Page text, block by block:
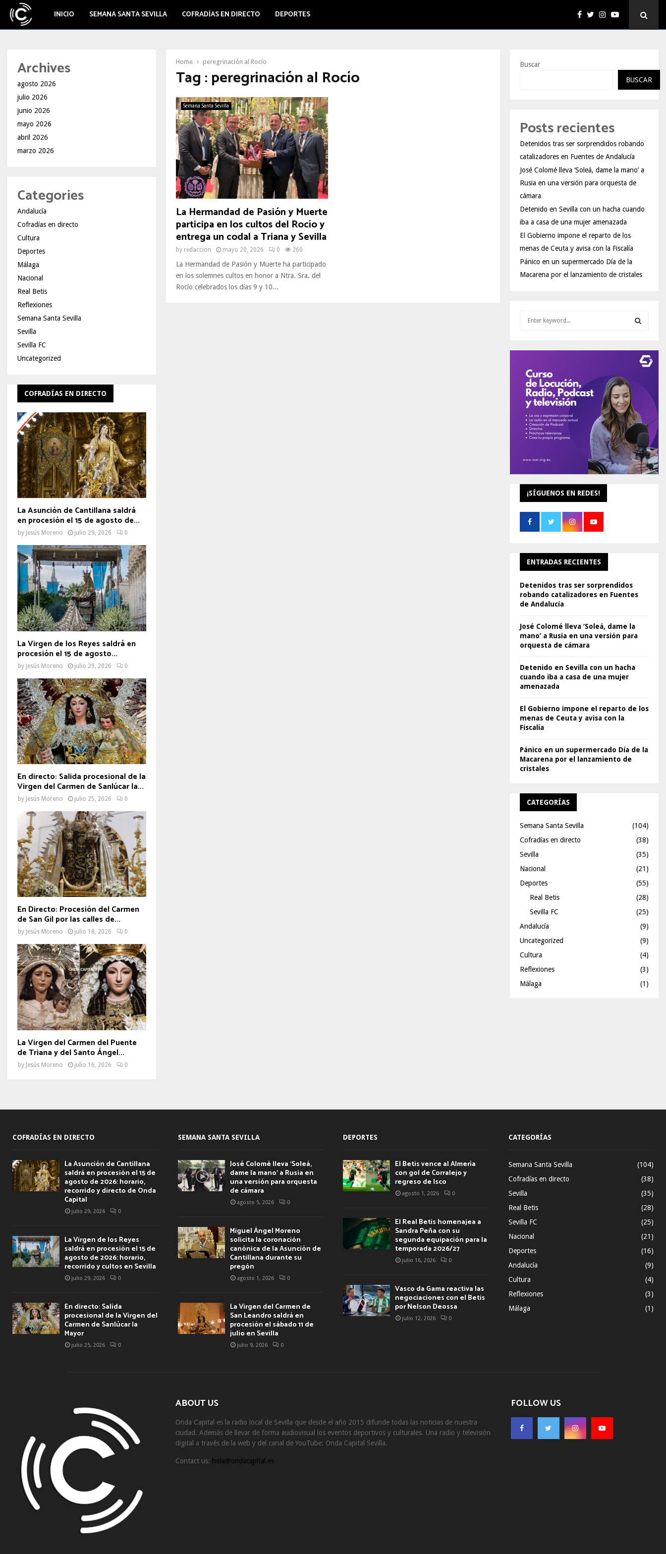
INICIO SEMANA SANTA SEVILLA COFRADÍAS EN DIRECTO DEPORTES
Home peregrinación al Rocío
Tag : peregrinación al Rocío
Semana Santa Sevilla
La Hermandad de Pasión y Muerte
participa en los cultos del Rocío y
entrega un codal a Triana y Sevilla
by redaccion mayo 20, 2026 0 260
La Hermandad de Pasión y Muerte ha participado
en los solemnes cultos en honor a Ntra. Sra. del
Rocío celebrados los días 9 y 10...
Archives
agosto 2026
julio 2026
junio 2026
mayo 2026
abril 2026
marzo 2026
Categories
Andalucía
Cofradías en directo
Cultura
Deportes
Málaga
Nacional
Real Betis
Reflexiones
Semana Santa Sevilla
Sevilla
Sevilla FC
Uncategorized
COFRADÍAS EN DIRECTO
La Asunción de Cantillana saldrá
en procesión el 15 de agosto de...
by Jesús Moreno julio 29, 2026 0
La Virgen de los Reyes saldrá en
procesión el 15 de agosto...
by Jesús Moreno julio 29, 2026 0
En directo: Salida procesional de la
Virgen del Carmen de Sanlúcar la...
by Jesús Moreno julio 25, 2026 0
En Directo: Procesión del Carmen
de San Gil por las calles de...
by Jesús Moreno julio 18, 2026 0
La Virgen del Carmen del Puente
de Triana y del Santo Ángel...
by Jesús Moreno julio 16, 2026 0
Buscar
BUSCAR
Posts recientes
Detenidos tras ser sorprendidos robando
catalizadores en Fuentes de Andalucía
José Colomé lleva ‘Soleá, dame la mano’ a
Rusia en una versión para orquesta de
cámara
Detenido en Sevilla con un hacha cuando
iba a casa de una mujer amenazada
El Gobierno impone el reparto de los
menas de Ceuta y avisa con la Fiscalía
Pánico en un supermercado Día de la
Macarena por el lanzamiento de cristales
C
H
¡SÍGUENOS EN REDES!
ENTRADAS RECIENTES
Detenidos tras ser sorprendidos
robando catalizadores en Fuentes
de Andalucía
José Colomé lleva ‘Soleá, dame la
mano’ a Rusia en una versión para
orquesta de cámara
Detenido en Sevilla con un hacha
cuando iba a casa de una mujer
amenazada
El Gobierno impone el reparto de los
menas de Ceuta y avisa con la
Fiscalía
Pánico en un supermercado Día de la
Macarena por el lanzamiento de
cristales
CATEGORÍAS
Semana Santa Sevilla
(104)
Cofradías en directo
(38)
Sevilla
(35)
Nacional
(21)
Deportes
(55)
Real Betis
(28)
Sevilla FC
(25)
Andalucía
(9)
Uncategorized
(9)
Cultura
(4)
Reflexiones
(3)
Málaga
(1)
COFRADÍAS EN DIRECTO
La Asunción de Cantillana
saldrá en procesión el 15 de
agosto de 2026: horario,
recorrido y directo de Onda
Capital
julio 29, 2026 0
La Virgen de los Reyes
saldrá en procesión el 15 de
agosto de 2026: horario,
recorrido y cultos en Sevilla
julio 29, 2026 0
En directo: Salida
procesional de la Virgen del
Carmen de Sanlúcar la
Mayor
julio 25, 2026 0
SEMANA SANTA SEVILLA
José Colomé lleva ‘Soleá,
dame la mano’ a Rusia en
una versión para orquesta
de cámara
agosto 5, 2026 0
Miguel Ángel Moreno
solicita la coronación
canónica de la Asunción de
Cantillana durante su
pregón
agosto 1, 2026 0
La Virgen del Carmen de
San Leandro saldrá en
procesión el sábado 11 de
julio en Sevilla
julio 9, 2026 0
DEPORTES
El Betis vence al Almería
con gol de Corralejo y
regreso de Isco
agosto 1, 2026 0
El Real Betis homenajea a
Sandra Peña con su
segunda equipación para la
temporada 2026/27
julio 16, 2026 0
Vasco da Gama reactiva las
negociaciones con el Betis
por Nelson Deossa
julio 12, 2026 0
CATEGORÍAS
Semana Santa Sevilla
(104)
Cofradías en directo
(38)
Sevilla
(35)
Real Betis
(28)
Sevilla FC
(25)
Nacional
(21)
Deportes
(16)
Andalucía
(9)
Cultura
(4)
Reflexiones
(3)
Málaga
(1)
ABOUT US
Onda Capital es la radio local de Sevilla que desde el año 2015 difunde todas las noticias de nuestra
ciudad. Además de llevar de forma audiovisual los eventos deportivos y culturales. Una radio y televisión
digital a través de la web y del canal de YouTube: Onda Capital Sevilla.
Contact us: hola@ondacapital.es
FOLLOW US